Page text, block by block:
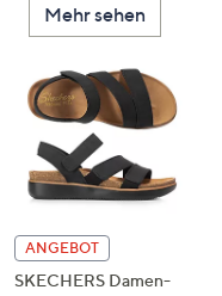
Mehr sehen
ANGEBOT
SKECHERS Damen-